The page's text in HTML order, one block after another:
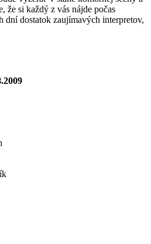
že si každý z vás nájde počas
dní dostatok zaujímavých interpretov,